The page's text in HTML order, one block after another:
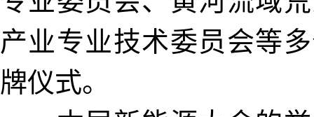
产业专业技术委员会等
牌仪式。